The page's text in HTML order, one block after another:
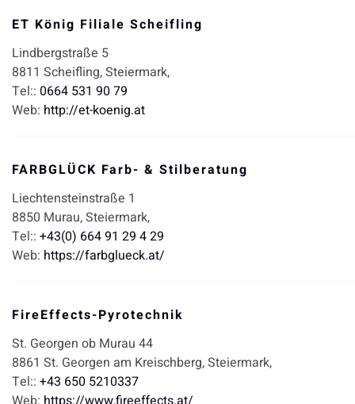
ET König Filiale Scheifling
Lindbergstraße 5
8811 Scheifling,Steiermark,
Tel:: 0664 531 90 79
Web: http://et-koenig.at
FARBGLÜCK Farb- & Stilberatung
Liechtensteinstraße 1
8850 Murau,Steiermark,
Tel:: +43(0) 664 91 29 4 29
Web: https://farbglueck.at/
FireEffects-Pyrotechnik
St. Georgen ob Murau 44
8861 St. Georgen am Kreischberg,Steiermark,
Tel:: +43 650 5210337